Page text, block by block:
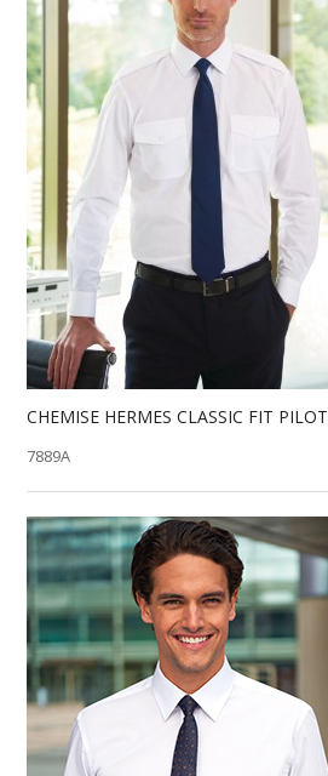
CHEMISE HERMES CLASSIC FIT PILOT
7889A